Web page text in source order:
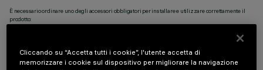
È necessario ordinare uno degli accessori obbligatori per installare e utilizzare correttamente il
prodotto:
Cliccando su “Accetta tutti i cookie”, l'utente accetta di
memorizzare i cookie sul dispositivo per migliorare la navigazione